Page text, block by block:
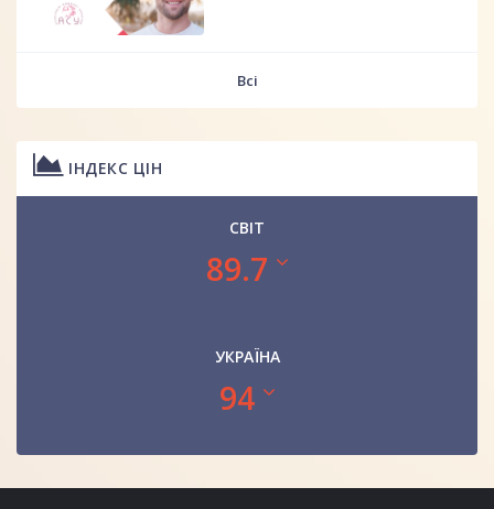
Всі
ІНДЕКС ЦІН
СВІТ
89.7
УКРАЇНА
94